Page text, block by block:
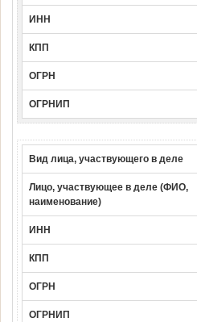
ИНН
КПП
ОГРН
ОГРНИП
Вид лица, участвующего в деле
Лицо, участвующее в деле (ФИО,
наименование)
ИНН
КПП
ОГРН
ОГРНИП